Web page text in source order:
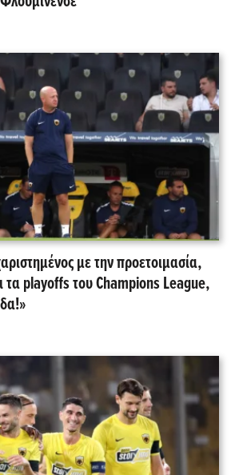
με την προετοιμασία,
τα playoffs του Champions League,